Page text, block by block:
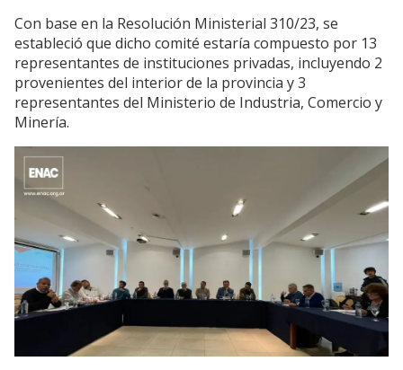
Con base en la Resolución Ministerial 310/23, se
estableció que dicho comité estaría compuesto por 13
representantes de instituciones privadas, incluyendo 2
provenientes del interior de la provincia y 3
representantes del Ministerio de Industria, Comercio y
Minería.